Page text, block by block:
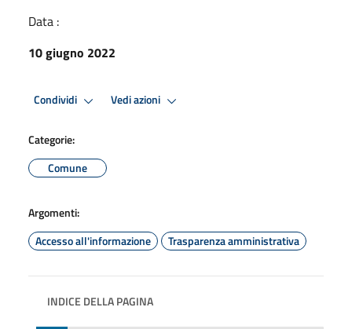
Data :
10 giugno 2022
Condividi Vedi azioni
Categorie:
Comune
Argomenti:
Accesso all'informazione
Trasparenza amministrativa
INDICE DELLA PAGINA